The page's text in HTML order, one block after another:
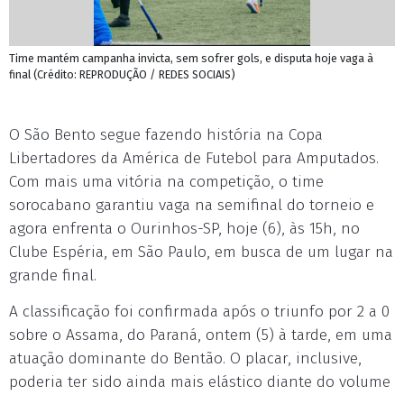
Time mantém campanha invicta, sem sofrer gols, e disputa hoje vaga à
final (Crédito: REPRODUÇÃO / REDES SOCIAIS)
O São Bento segue fazendo história na Copa
Libertadores da América de Futebol para Amputados.
Com mais uma vitória na competição, o time
sorocabano garantiu vaga na semifinal do torneio e
agora enfrenta o Ourinhos-SP, hoje (6), às 15h, no
Clube Espéria, em São Paulo, em busca de um lugar na
grande final.
A classificação foi confirmada após o triunfo por 2 a 0
sobre o Assama, do Paraná, ontem (5) à tarde, em uma
atuação dominante do Bentão. O placar, inclusive,
poderia ter sido ainda mais elástico diante do volume